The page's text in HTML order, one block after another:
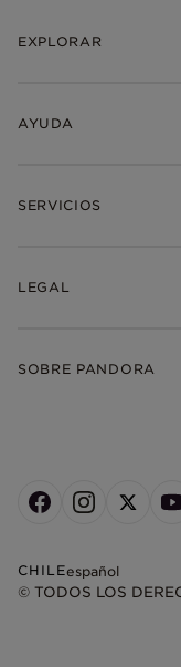
EXPLORAR
AYUDA
SERVICIOS
LEGAL
SOBRE PANDORA
CHILEespañol
© TODOS LOS